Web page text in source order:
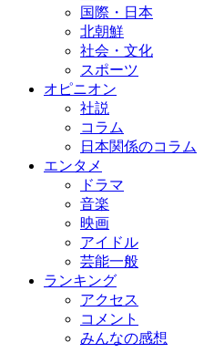
国際・日本
北朝鮮
社会・文化
スポーツ
オピニオン
社説
コラム
日本関係のコラム
エンタメ
ドラマ
音楽
映画
アイドル
芸能一般
ランキング
アクセス
コメント
みんなの感想